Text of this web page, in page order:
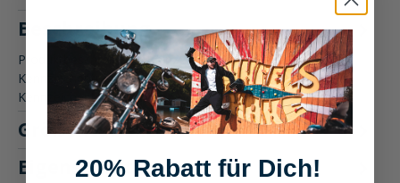
Beschreibung
Produktbeschreibung: HeinzBikes Rücklichtersatz für
Kennzeichenträger Der HeinzBikes Rücklichtersatz für
Kennzeichenträger…Mehr
Größentabelle
Eigenschaften
20% Rabatt für Dich!